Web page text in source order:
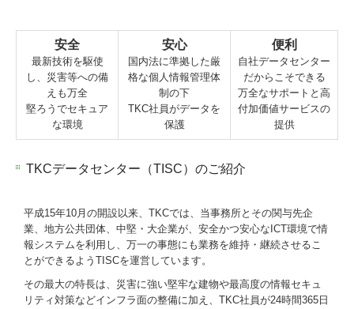
安全
最新技術を駆使
し、災害等への備
えも万全
堅ろうでセキュア
な環境
安心
国内法に準拠した厳
格な個人情報管理体
制の下
TKC社員がデータを
保護
便利
自社データセンター
だからこそできる
万全なサポートと高
付加価値サービスの
提供
TKCデータセンター（TISC）のご紹介
平成15年10月の開設以来、TKCでは、当事務所とその関与先企
業、地方公共団体、中堅・大企業が、安全かつ安心なICT環境で情
報システムを利用し、万一の事態にも業務を維持・継続させるこ
とができるようTISCを運営しています。
その最大の特長は、災害に強い堅牢な建物や最高度の情報セキュ
リティ対策などインフラ面の整備に加え、TKC社員が24時間365日